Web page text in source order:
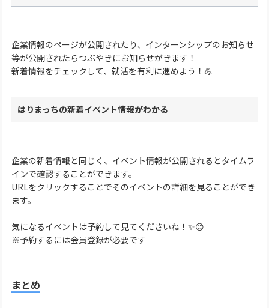
企業情報のページが公開されたり、インターンシップのお知らせ
等が公開されたらつぶやきにお知らせがきます！
新着情報をチェックして、就活を有利に進めよう！💪
はりまっちの新着イベント情報がわかる
企業の新着情報と同じく、イベント情報が公開されるとタイムラ
インで確認することができます。
URLをクリックすることでそのイベントの詳細を見ることができ
ます。
気になるイベントは予約して見てくださいね！✨😊
※予約するには会員登録が必要です
まとめ